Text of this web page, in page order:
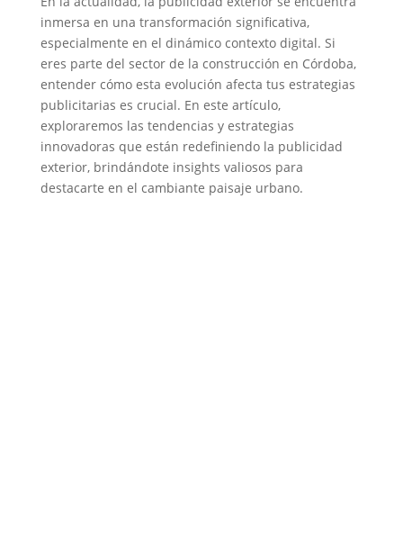
inmersa en una transformación significativa,
especialmente en el dinámico contexto digital. Si
eres parte del sector de la construcción en Córdoba,
entender cómo esta evolución afecta tus estrategias
publicitarias es crucial. En este artículo,
exploraremos las tendencias y estrategias
innovadoras que están redefiniendo la publicidad
exterior, brindándote insights valiosos para
destacarte en el cambiante paisaje urbano.